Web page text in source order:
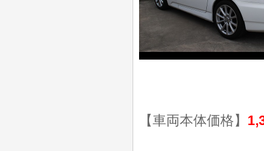
【車両本体価格】